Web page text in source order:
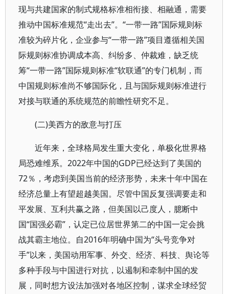
现与共建国家的制式规格标准相衔接、相融通，需要
推动中国标准规范“走出去”。“一带一路”国际规则标
准较为碎片化，企业参与“一带一路”项目遵循相关国
际规则标准协调成本高、纠纷多、仲裁难，缺乏统
筹“一带一路”国际规则标准“软联通”的专门机制，而
中国规则标准尚不够国际化，且与国际规则标准进行
对接与联通的系统规范的前瞻性研究不足。
(二)美西方的敌意与打压
近年来，全球格局发生重大变化，单极化世界格
局恐难维系。2022年中国的GDP已经达到了美国的
72％，考虑到美国当前的经济形势，未来十年中国在
经济总量上有望超越美国。尽管中国反复强调要走和
平发展、互利共赢之路，但美国以己度人，臆断中
国“国强必霸”，认定已位居世界第二的中国一定会挑
战其霸主地位。自2016年明确中国为“头号竞争对
手”以来，美国动用军事、外交、经济、科技、舆论等
多种手段与中国进行对抗，以遏制和牵制中国的发
展，同时想方设法加强对各地区控制，谋求全球经贸